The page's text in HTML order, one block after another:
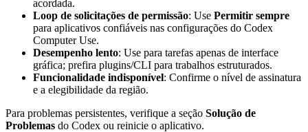
acordada.
Loop de solicitações de permissão: Use Permitir sempre
para aplicativos confiáveis nas configurações do Codex
Computer Use.
Desempenho lento: Use para tarefas apenas de interface
gráfica; prefira plugins/CLI para trabalhos estruturados.
Funcionalidade indisponível: Confirme o nível de assinatura
e a elegibilidade da região.
Para problemas persistentes, verifique a seção Solução de
Problemas do Codex ou reinicie o aplicativo.